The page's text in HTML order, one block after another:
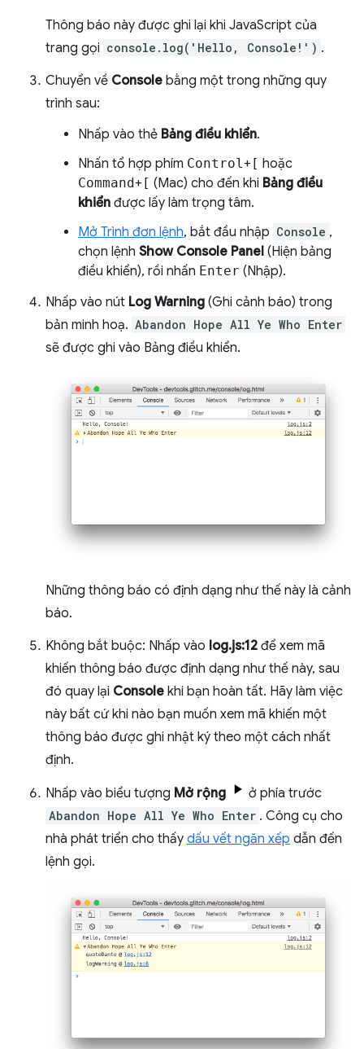
Thông báo này được ghi lại khi JavaScript của
trang gọi console.log('Hello, Console!') .
Chuyển về Console bằng một trong những quy
trình sau:
Nhấp vào thẻ Bảng điều khiển.
Nhấn tổ hợp phím Control+ [ hoặc
Command+ [ (Mac) cho đến khi Bảng điều
khiển được lấy làm trọng tâm.
Mở Trình đơn lệnh, bắt đầu nhập Console ,
chọn lệnh Show Console Panel (Hiện bảng
điều khiển), rồi nhấn Enter (Nhập).
Nhấp vào nút Log Warning (Ghi cảnh báo) trong
bản minh hoạ. Abandon Hope All Ye Who Enter
sẽ được ghi vào Bảng điều khiển.
Những thông báo có định dạng như thế này là cảnh
báo.
Không bắt buộc: Nhấp vào log.js:12 để xem mã
khiến thông báo được định dạng như thế này, sau
đó quay lại Console khi bạn hoàn tất. Hãy làm việc
này bất cứ khi nào bạn muốn xem mã khiến một
thông báo được ghi nhật ký theo một cách nhất
định.
Nhấp vào biểu tượng Mở rộng ở phía trước
Abandon Hope All Ye Who Enter . Công cụ cho
nhà phát triển cho thấy dấu vết ngăn xếp dẫn đến
lệnh gọi.